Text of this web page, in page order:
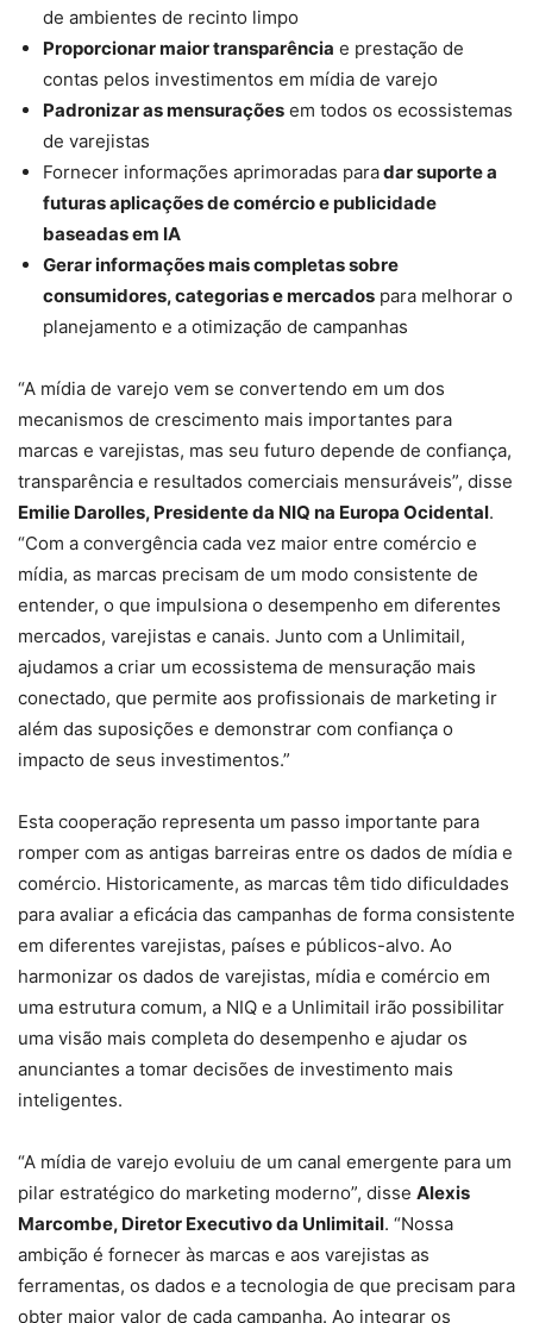
de ambientes de recinto limpo
Proporcionar maior transparência e prestação de
contas pelos investimentos em mídia de varejo
Padronizar as mensurações em todos os ecossistemas
de varejistas
Fornecer informações aprimoradas paradar suporte a
futuras aplicações de comércio e publicidade
baseadas em IA
Gerar informações mais completas sobre
consumidores, categorias e mercados para melhorar o
planejamento e a otimização de campanhas
“A mídia de varejo vem se convertendo em um dos
mecanismos de crescimento mais importantes para
marcas e varejistas, mas seu futuro depende de confiança,
transparência e resultados comerciais mensuráveis”, disse
Emilie Darolles, Presidente da NIQ na Europa Ocidental.
“Com a convergência cada vez maior entre comércio e
mídia, as marcas precisam de um modo consistente de
entender, o que impulsiona o desempenho em diferentes
mercados, varejistas e canais. Junto com a Unlimitail,
ajudamos a criar um ecossistema de mensuração mais
conectado, que permite aos profissionais de marketing ir
além das suposições e demonstrar com confiança o
impacto de seus investimentos.”
Esta cooperação representa um passo importante para
romper com as antigas barreiras entre os dados de mídia e
comércio. Historicamente, as marcas têm tido dificuldades
para avaliar a eficácia das campanhas de forma consistente
em diferentes varejistas, países e públicos-alvo. Ao
harmonizar os dados de varejistas, mídia e comércio em
uma estrutura comum, a NIQ e a Unlimitail irão possibilitar
uma visão mais completa do desempenho e ajudar os
anunciantes a tomar decisões de investimento mais
inteligentes.
“A mídia de varejo evoluiu de um canal emergente para um
pilar estratégico do marketing moderno”, disse Alexis
Marcombe, Diretor Executivo da Unlimitail. “Nossa
ambição é fornecer às marcas e aos varejistas as
ferramentas, os dados e a tecnologia de que precisam para
obter maior valor de cada campanha. Ao integrar os